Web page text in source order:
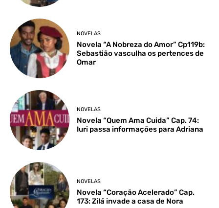
NOVELAS
Novela “A Nobreza do Amor” Cp119b:
Sebastião vasculha os pertences de
Omar
NOVELAS
Novela “Quem Ama Cuida” Cap. 74:
Iuri passa informações para Adriana
NOVELAS
Novela “Coração Acelerado” Cap.
173: Zilá invade a casa de Nora